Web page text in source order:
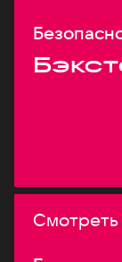
Смотреть